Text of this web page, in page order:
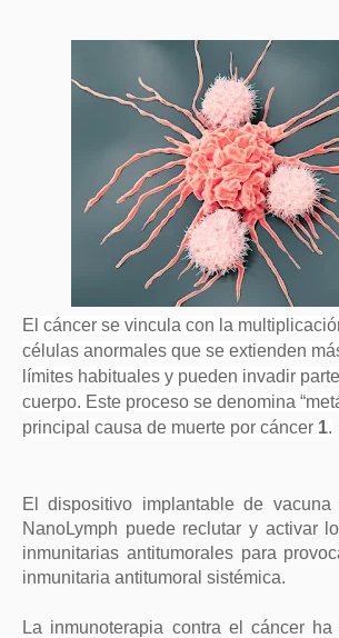
El cáncer se vincula con la
células anormales que se extienden
límites habituales y pueden invadir
cuerpo. Este proceso se denomina
principal causa de muerte por cáncer 1.
El dispositivo implantable de
NanoLymph puede reclutar y activar
inmunitarias antitumorales para
inmunitaria antitumoral sistémica.
La inmunoterapia contra el cáncer ha